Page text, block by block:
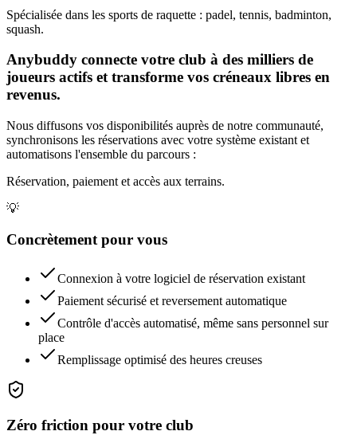
Spécialisée dans les sports de raquette : padel, tennis, badminton,
squash.
Anybuddy connecte votre club à des milliers de
joueurs actifs et transforme vos créneaux libres en
revenus.
Nous diffusons vos disponibilités auprès de notre communauté,
synchronisons les réservations avec votre système existant et
automatisons l'ensemble du parcours :
Réservation, paiement et accès aux terrains.
💡
Concrètement pour vous
Connexion à votre logiciel de réservation existant
Paiement sécurisé et reversement automatique
Contrôle d'accès automatisé, même sans personnel sur
place
Remplissage optimisé des heures creuses
Zéro friction pour votre club